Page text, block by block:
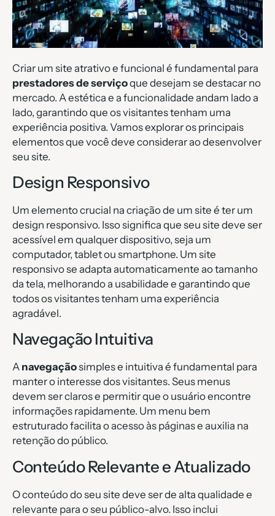
Criar um site atrativo e funcional é fundamental para
prestadores de serviçoque desejam se destacar no
mercado. A estética e a funcionalidade andam lado a
lado, garantindo que os visitantes tenham uma
experiência positiva. Vamos explorar os principais
elementos que você deve considerar ao desenvolver
seu site.
Design Responsivo
Um elemento crucial na criação de um site é ter um
design responsivo. Isso significa que seu site deve ser
acessível em qualquer dispositivo, seja um
computador, tablet ou smartphone. Um site
responsivo se adapta automaticamente ao tamanho
da tela, melhorando a usabilidade e garantindo que
todos os visitantes tenham uma experiência
agradável.
Navegação Intuitiva
A navegaçãosimples e intuitiva é fundamental para
manter o interesse dos visitantes. Seus menus
devem ser claros e permitir que o usuário encontre
informações rapidamente. Um menu bem
estruturado facilita o acesso às páginas e auxilia na
retenção do público.
Conteúdo Relevante e Atualizado
O conteúdo do seu site deve ser de alta qualidade e
relevante para o seu público-alvo. Isso inclui